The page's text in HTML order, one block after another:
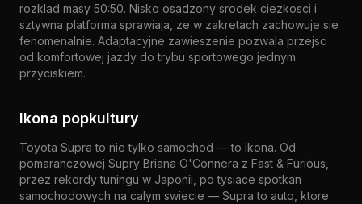
rozklad masy 50:50. Nisko osadzony srodek ciezkosci i
sztywna platforma sprawiaja, ze w zakretach zachowuje sie
fenomenalnie. Adaptacyjne zawieszenie pozwala przejsc
od komfortowej jazdy do trybu sportowego jednym
przyciskiem.
Ikona popkultury
Toyota Supra to nie tylko samochod — to ikona. Od
pomaranczowej Supry Briana O'Connera z Fast & Furious,
przez rekordy tuningu w Japonii, po tysiace spotkan
samochodowych na calym swiecie — Supra to auto, ktore